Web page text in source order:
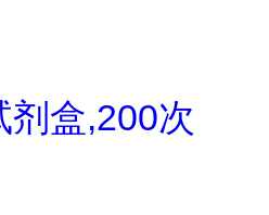
盒,200次